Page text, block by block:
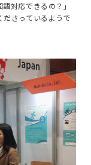
対応できるの？」
さっているようで